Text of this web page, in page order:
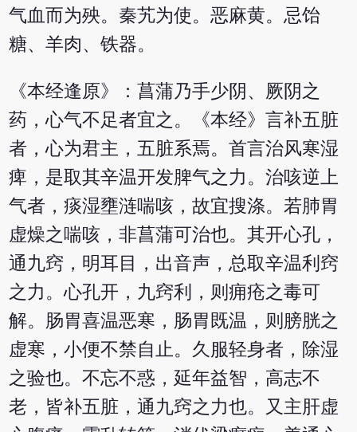
气血而为殃。秦艽为使。恶麻黄。忌饴
糖、羊肉、铁器。
《本经逢原》：菖蒲乃手少阴、厥阴之
药，心气不足者宜之。《本经》言补五脏
者，心为君主，五脏系焉。首言治风寒湿
痺，是取其辛温开发脾气之力。治咳逆上
气者，痰湿壅涟喘咳，故宜搜涤。若肺胃
虚燥之喘咳，非菖蒲可治也。其开心孔，
通九窍，明耳目，出音声，总取辛温利窍
之力。心孔开，九窍利，则痈疮之毒可
解。肠胃喜温恶寒，肠胃既温，则膀胱之
虚寒，小便不禁自止。久服轻身者，除湿
之验也。不忘不惑，延年益智，高志不
老，皆补五脏，通九窍之力也。又主肝虚